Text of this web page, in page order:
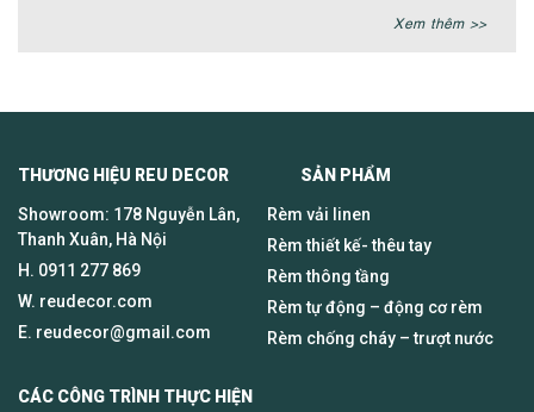
Xem thêm >>
THƯƠNG HIỆU REU DECOR SẢN PHẨM
Showroom: 178 Nguyễn Lân,
Thanh Xuân, Hà Nội
H. 0911 277 869
W. reudecor.com
E. reudecor@gmail.com
Rèm vải linen
Rèm thiết kế- thêu tay
Rèm thông tầng
Rèm tự động – động cơ rèm
Rèm chống cháy – trượt nước
CÁC CÔNG TRÌNH THỰC HIỆN